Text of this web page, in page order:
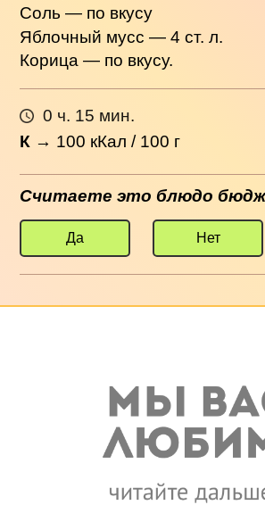
Соль — по вкусу
Яблочный мусс — 4 ст. л.
Корица — по вкусу.
0 ч. 15 мин.
К → 100 кКал / 100 г
Считаете это блюдо
Да Нет